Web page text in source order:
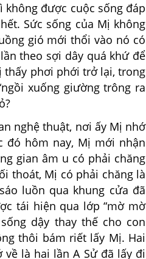
được cuộc sống đáp
Sức sống của Mị không
gió mới thổi vào nó có
theo sợi dây quá khứ để
thấy phơi phới trở lại, trong
xuống giường trông ra
nghệ thuật, nơi ấy Mị nhớ
đó hôm nay, Mị mới nhận
gian âm u có phải chăng
thoát, Mị có phải chăng là
luồn qua khung cửa đã
tái hiện qua lớp “mờ mờ
dậy thay thế cho con
thôi bám riết lấy Mị. Hai
là hai lần A Sử đã lấy đi